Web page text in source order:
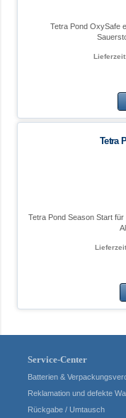
Tetra Pond OxySafe
Tetra
Tetra Pond Season Start
Service-Center
Batterien &
Reklamation und defekte
Rückgabe / Umtausch